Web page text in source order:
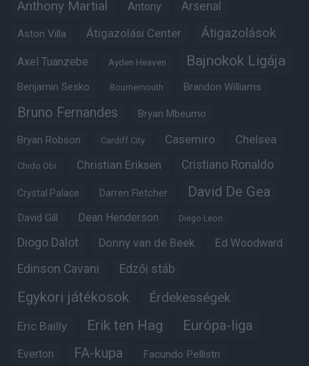
Anthony Martial Antony Arsenal
Aston Villa Átigazolási Center Átigazolások
Axel Tuanzebe Ayden Heaven Bajnokok Ligája
Benjamin Sesko Bournemouth Brandon Williams
Bruno Fernandes Bryan Mbeumo
Bryan Robson Cardiff City Casemiro Chelsea
Chido Obi Christian Eriksen Cristiano Ronaldo
Crystal Palace Darren Fletcher David De Gea
David Gill Dean Henderson Diego Leon
Diogo Dalot Donny van de Beek Ed Woodward
Edinson Cavani Edzői stáb
Egykori játékosok Érdekességek
Eric Bailly Erik ten Hag Európa-liga
Everton FA-kupa Facundo Pellistri